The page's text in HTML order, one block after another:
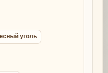
уголь